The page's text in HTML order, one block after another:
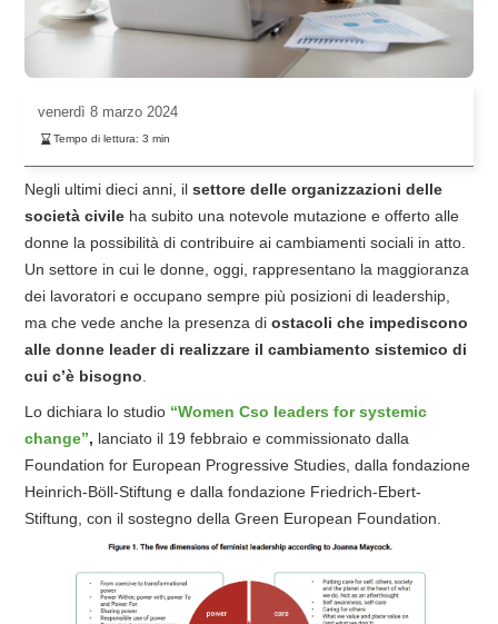
venerdì 8 marzo 2024
Tempo di lettura:3 min
Negli ultimi dieci anni, il settore delle organizzazioni delle
società civile ha subito una notevole mutazione e offerto alle
donne la possibilità di contribuire ai cambiamenti sociali in atto.
Un settore in cui le donne, oggi, rappresentano la maggioranza
dei lavoratori e occupano sempre più posizioni di leadership,
ma che vede anche la presenza di ostacoli che impediscono
alle donne leader di realizzare il cambiamento sistemico di
cui c’è bisogno.
Lo dichiara lo studio “Women Cso leaders for systemic
change”, lanciato il 19 febbraio e commissionato dalla
Foundation for European Progressive Studies, dalla fondazione
Heinrich-Böll-Stiftung e dalla fondazione Friedrich-Ebert-
Stiftung, con il sostegno della Green European Foundation.